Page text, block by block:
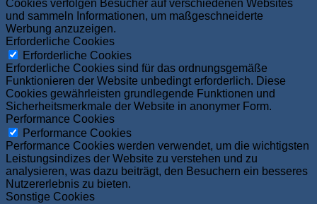
Cookies verfolgen Besucher auf verschiedenen Websites
und sammeln Informationen, um maßgeschneiderte
Werbung anzuzeigen.
Erforderliche Cookies
Erforderliche Cookies
Erforderliche Cookies sind für das ordnungsgemäße
Funktionieren der Website unbedingt erforderlich. Diese
Cookies gewährleisten grundlegende Funktionen und
Sicherheitsmerkmale der Website in anonymer Form.
Performance Cookies
Performance Cookies
Performance Cookies werden verwendet, um die wichtigsten
Leistungsindizes der Website zu verstehen und zu
analysieren, was dazu beiträgt, den Besuchern ein besseres
Nutzererlebnis zu bieten.
Sonstige Cookies